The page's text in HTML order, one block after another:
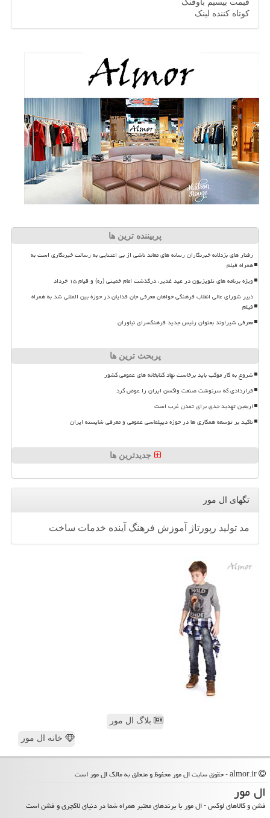
قیمت بیسیم باوفنگ
کوتاه کننده لینک
پربیننده ترین ها
رفتار های بزدلانه خبرنگاران رسانه های معاند ناشی از بی اعتنایی به رسالت خبرنگاری است به
همراه فیلم
ویژه برنامه های تلویزیون در عید غدیر، درگذشت امام خمینی (ره) و قیام ۱۵ خرداد
دبیر شورای عالی انقلاب فرهنگی خواهان معرفی جان فدایان در حوزه بین المللی شد به همراه
فیلم
معرفی شیراوند بعنوان رئیس جدید فرهنگسرای نیاوران
پربحث ترین ها
شروع به کار موکب باید برخاست نهاد کتابخانه های عمومی کشور
قراردادی که سرنوشت صنعت واکسن ایران را عوض کرد
اربعین تهدید جدی برای تمدن غرب است
تاکید بر توسعه همکاری ها در حوزه دیپلماسی عمومی و معرفی شایسته ایران
جدیدترین ها
تگهای ال مور
مد تولید رپورتاژ آموزش فرهنگ آینده خدمات ساخت
بلاگ ال مور
خانه ال مور
ال مور
فشن و کالاهای لوکس - ال مور با برندهای معتبر همراه شما در دنیای لاکچری و فشن است